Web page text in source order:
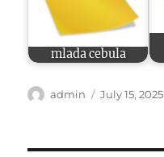
mlada cebula
Author
admin
Posted
July 15, 2025